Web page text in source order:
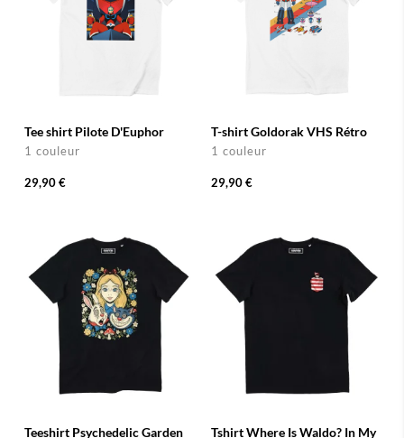
Tee shirt Pilote D'Euphor
1 couleur
29,90 €
T-shirt Goldorak VHS Rétro
1 couleur
29,90 €
Teeshirt Psychedelic Garden
Tshirt Where Is Waldo? In My